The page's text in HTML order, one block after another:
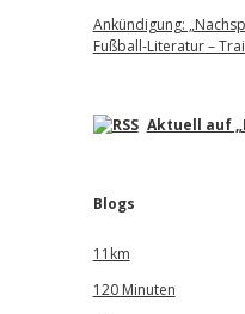
Ankündigung:
Fußball-Literatur –
Aktuell auf
Blogs
11km
120 Minuten